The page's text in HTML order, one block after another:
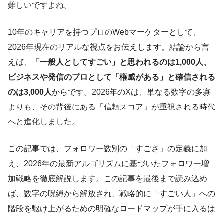
難しいですよね。
10年のキャリアを持つプロのWebマーケターとして、
2026年現在のリアルな視点をお伝えします。結論から言
えば、
「一般人としてすごい」と思われるのは1,000人、
ビジネスや発信のプロとして「権威がある」と確信される
のは3,000人からです。2026年のXは、単なる数字の多寡
よりも、その背後にある「信頼スコア」が重視される時代
へと進化しました。
この記事では、フォロワー数別の「すごさ」の定義に加
え、2026年の最新アルゴリズムに基づいたフォロワー増
加戦略を徹底解説します。この記事を最後まで読み込め
ば、数字の呪縛から解放され、戦略的に「すごい人」への
階段を駆け上がるための明確なロードマップが手に入るは